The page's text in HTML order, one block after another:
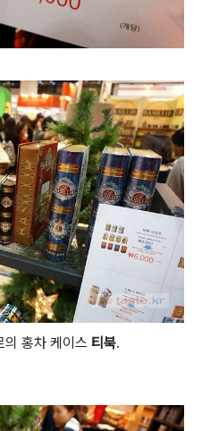
의 홍차 케이스 티북.